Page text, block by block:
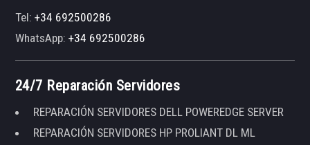
Tel:+34 692500286
WhatsApp:+34 692500286
24/7 Reparación Servidores
REPARACIÓN SERVIDORES DELL POWEREDGE SERVER
REPARACIÓN SERVIDORES HP PROLIANT DL ML